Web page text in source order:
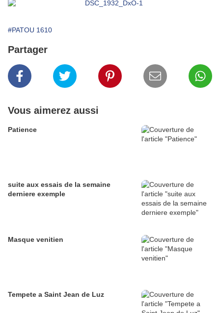
#PATOU 1610
Partager
Vous aimerez aussi
Patience
suite aux essais de la semaine
derniere exemple
Masque venitien
Tempete a Saint Jean de Luz